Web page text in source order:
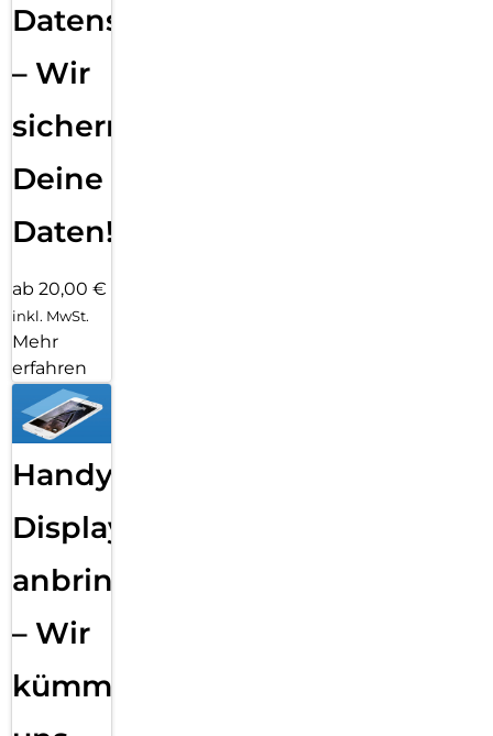
Datensicherung
– Wir
sichern
Deine
Daten!
ab 20,00 €
inkl. MwSt.
Mehr
erfahren
Handy
Displayfolie
anbringen
– Wir
kümmern